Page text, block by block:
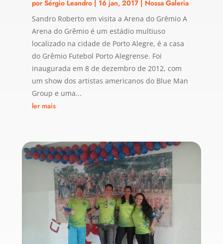
porSérgio Leandro| 16 jan, 2017| Nossa Galeria
Sandro Roberto em visita a Arena do Grêmio A
Arena do Grêmio é um estádio multiuso
localizado na cidade de Porto Alegre, é a casa
do Grêmio Futebol Porto Alegrense. Foi
inaugurada em 8 de dezembro de 2012, com
um show dos artistas americanos do Blue Man
Group e uma...
ler mais